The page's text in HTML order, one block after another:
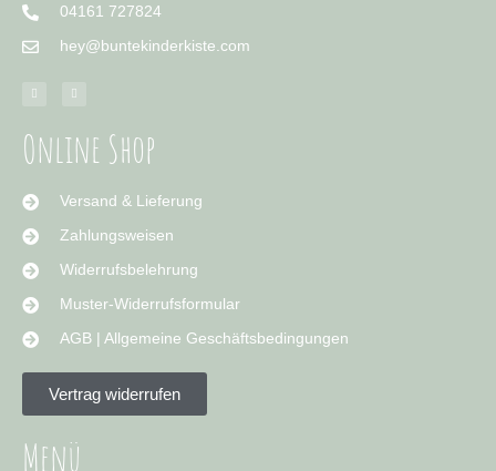
04161 727824
hey@buntekinderkiste.com
Online Shop
Versand & Lieferung
Zahlungsweisen
Widerrufsbelehrung
Muster-Widerrufsformular
AGB | Allgemeine Geschäftsbedingungen
Vertrag widerrufen
Menü